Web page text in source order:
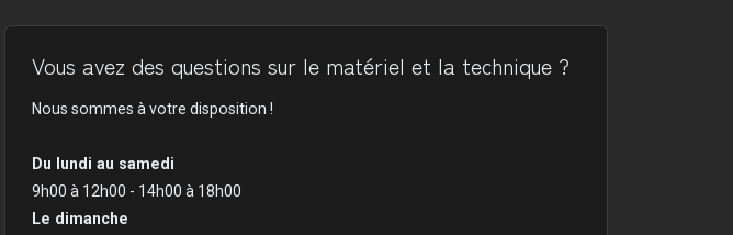
Vous avez des questions sur le matériel et la technique ?
Nous sommes à votre disposition !
Du lundi au samedi
9h00 à 12h00 - 14h00 à 18h00
Le dimanche